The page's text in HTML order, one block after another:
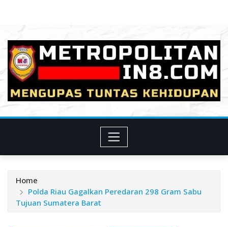
Home
Polda Riau Gagalkan Peredaran 298 Gram Sabu
Tujuan Sumatera Barat